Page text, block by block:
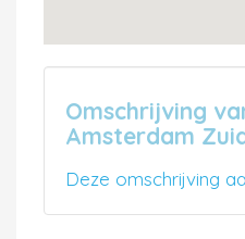
Omschrijving
Amsterdam
Deze omschrijving